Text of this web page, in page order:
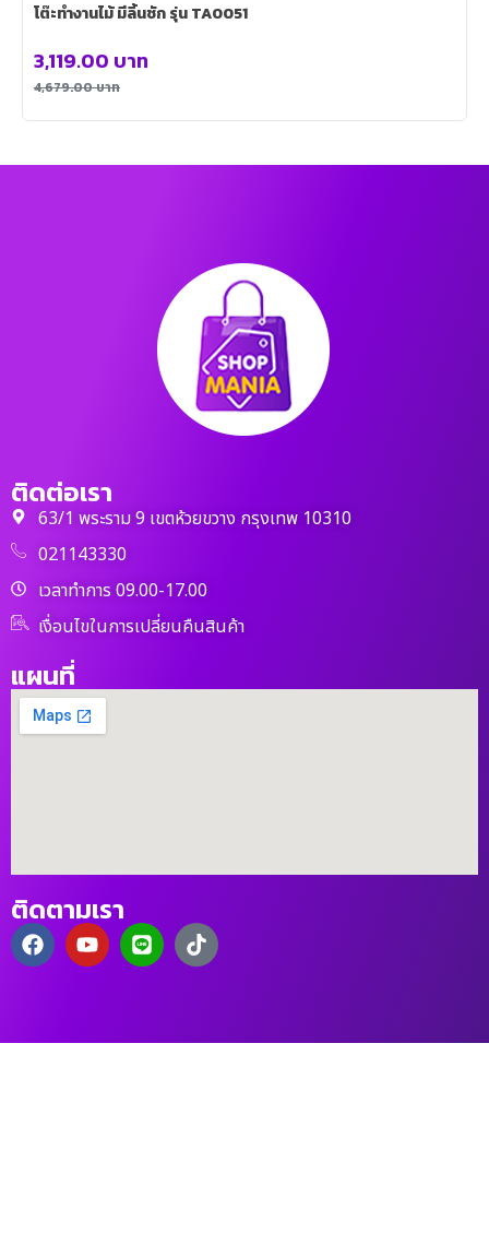
โต๊ะทํางานไม้ มีลิ้นชัก รุ่น TA0051
4,679.00บาท
3,119.00 บาท
ติดต่อเรา
63/1 พระราม 9 เขตห้วยขวาง กรุงเทพ 10310
021143330
เวลาทำการ 09.00-17.00
เงื่อนไขในการเปลี่ยนคืนสินค้า
แผนที่
ติดตามเรา